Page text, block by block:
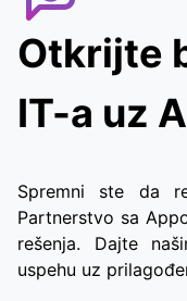
Otkrijte
IT-a uz
Spremni ste da
Partnerstvo sa
rešenja. Dajte
uspehu uz